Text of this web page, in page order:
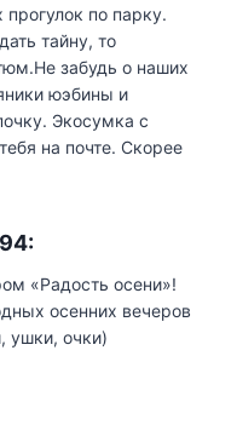
по парку.
тайну, то
забудь о наших
юэбины и
Экосумка с
на почте. Скорее
«Радость осени»!
осенних вечеров
ушки, очки)